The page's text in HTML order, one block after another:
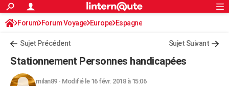
ACTUALITÉS
Politique
Société
Faits Divers
Education
Monde
Villes
+
FINANCE
S'inscrire
Connexion
Forum Forum Voyage Europe Espagne
Sujet Précédent Sujet Suivant
Stationnement Personnes handicapées
milan89- Modifié le 16 févr. 2018 à 15:06